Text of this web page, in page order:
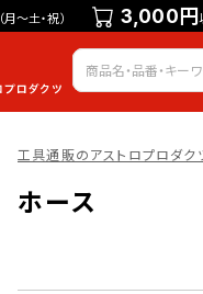
（月～土・祝） 3,000円
工具通販のアストロプロダク
ホース